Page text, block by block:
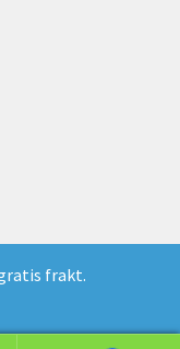
frakt.